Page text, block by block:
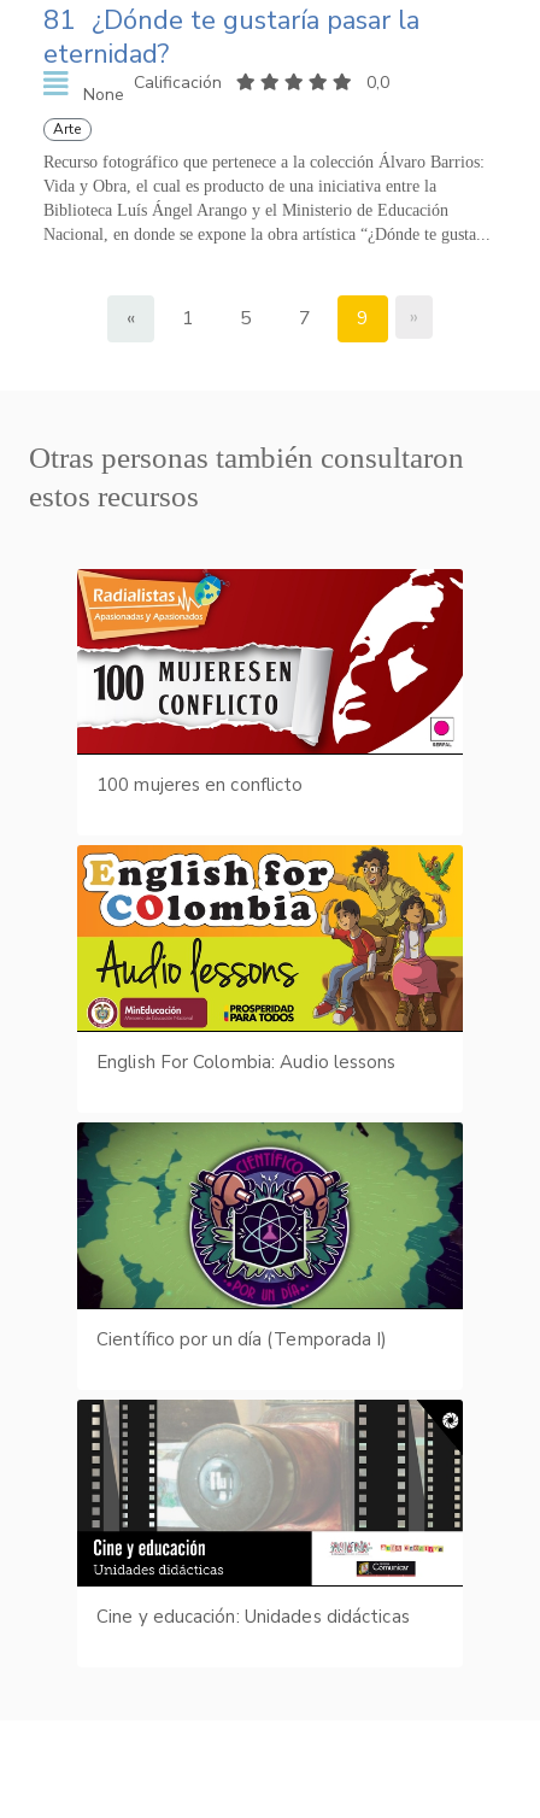
81 ¿Dónde te gustaría pasar la
eternidad?
None
Calificación 0,0
Arte
Recurso fotográfico que pertenece a la colección Álvaro Barrios:
Vida y Obra, el cual es producto de una iniciativa entre la
Biblioteca Luís Ángel Arango y el Ministerio de Educación
Nacional, en donde se expone la obra artística “¿Dónde te gusta...
« 1 5 7 9 »
Otras personas también consultaron
estos recursos
100 mujeres en conflicto
English For Colombia: Audio lessons
Científico por un día (Temporada I)
Cine y educación: Unidades didácticas